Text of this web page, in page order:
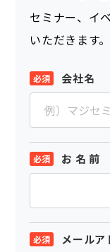
セミナー、イ
いただきます。
会社名
お 名 前
メールア